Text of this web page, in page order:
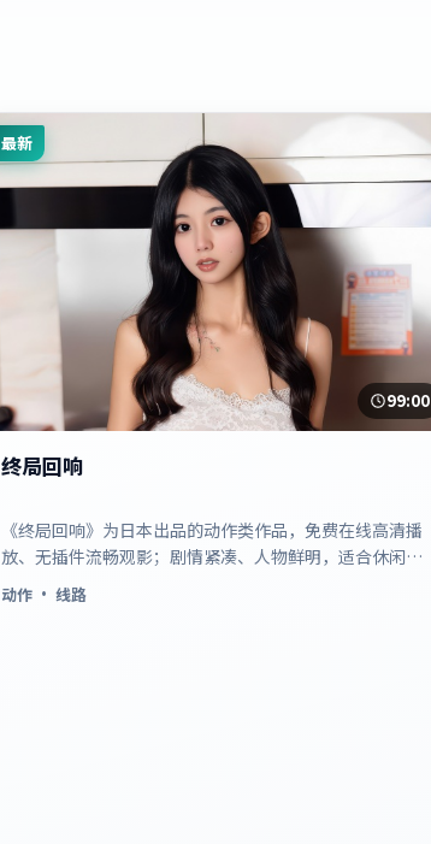
最新
99:00
终局回响
《终局回响》为日本出品的动作类作品，免费在线高清播
放、无插件流畅观影；剧情紧凑、人物鲜明，适合休闲一
口气追看。
动作· 线路